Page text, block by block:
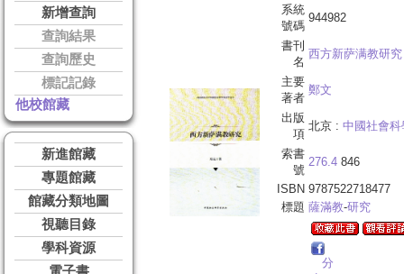
新增查詢
查詢結果
查詢歷史
標記記錄
他校館藏
新進館藏
專題館藏
館藏分類地圖
視聽目錄
學科資源
系統
號碼
944982
書刊
名
西方新萨满教研究
主要
著者
鄭文
出版
項
北京 : 中國社會
索書
號
276.4 846
ISBN 9787522718477
標題 薩滿教-研究
分